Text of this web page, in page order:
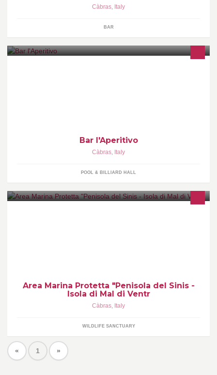
Càbras, Italy
BAR
Bar l'Aperitivo
Càbras, Italy
POOL & BILLIARD HALL
Area Marina Protetta "Penisola del Sinis -
Isola di Mal di Ventr
Càbras, Italy
WILDLIFE SANCTUARY
« 1 »